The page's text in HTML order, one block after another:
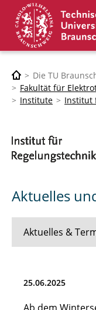
Die TU
Fakultät für
Institute
Institut
Aktuelles
Aktuelles &
25.06.2025